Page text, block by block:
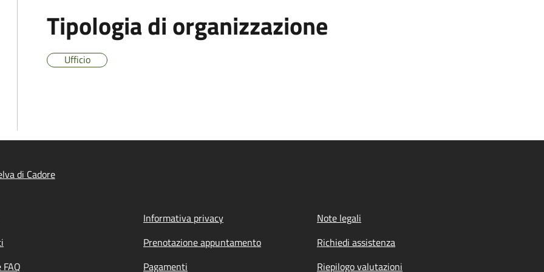
Tipologia di organizzazione
Ufficio
di Cadore
Informativa privacy
Note legali
Prenotazione appuntamento
Richiedi assistenza
Pagamenti Riepilogo valutazioni